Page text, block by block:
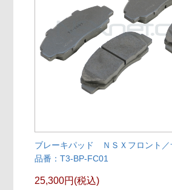
ブレーキパッド ＮＳＸフロント／
品番：T3-BP-FC01
25,300円(税込)